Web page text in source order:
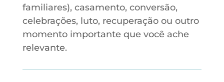
familiares), casamento, conversão,
celebrações, luto, recuperação ou outro
momento importante que você ache
relevante.